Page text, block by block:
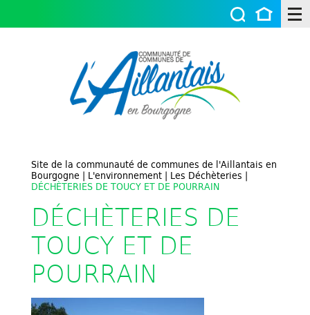
Site de la communauté de communes de l'Aillantais en
Bourgogne | L'environnement | Les Déchèteries |
DÉCHÈTERIES DE TOUCY ET DE POURRAIN
DÉCHÈTERIES DE
TOUCY ET DE
POURRAIN